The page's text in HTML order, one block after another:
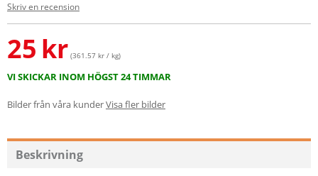
Skriv en recension
25 kr (361.57 kr / kg)
VI SKICKAR INOM HÖGST 24 TIMMAR
Bilder från våra kunderVisa fler bilder
Beskrivning